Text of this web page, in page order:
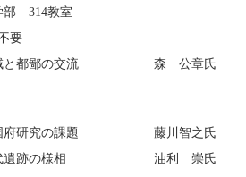
314教室
要
域と都鄙の交流 森 公章氏
国府研究の課題 藤川智之氏
古代遺跡の様相 油利 崇氏